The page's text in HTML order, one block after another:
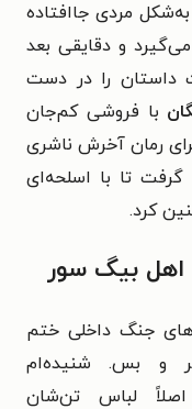
مردی جاافتاده
می‌گیرد و دقایقی بعد
داستان را در دست
با فروشی کم‌جان
رمان آخرش ناشری
اکتبر ۱۹۸۴ تصمیم گرفت تا با اسلحه‌ای
کرد.
اهل بیگ سور
جنگ داخلی ختم
و بس. شنیده‌ام
لباس تن‌شان